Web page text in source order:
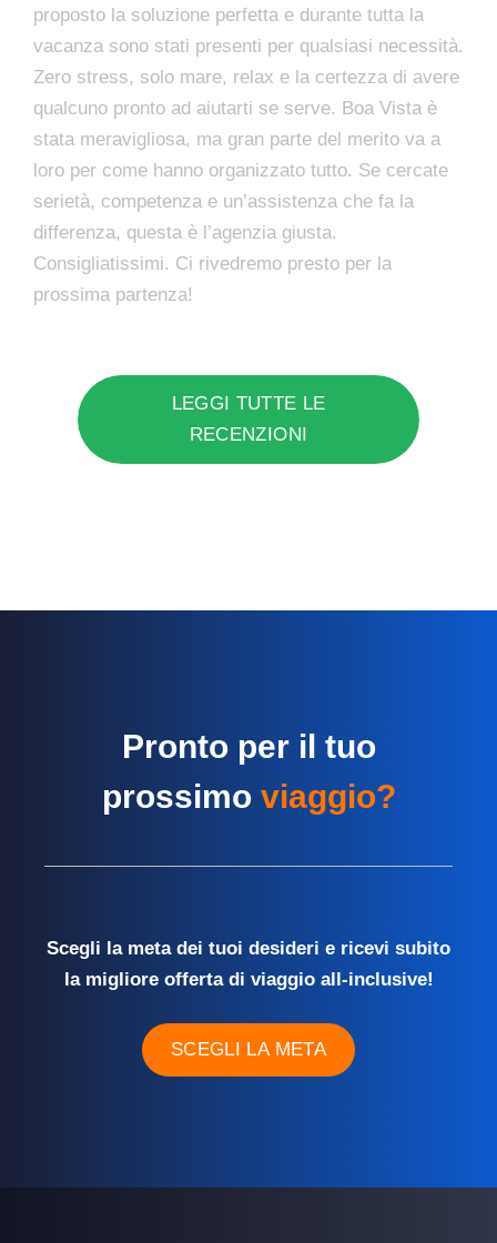
proposto la soluzione perfetta e durante tutta la
vacanza sono stati presenti per qualsiasi necessità.
Zero stress, solo mare, relax e la certezza di avere
qualcuno pronto ad aiutarti se serve. Boa Vista è
stata meravigliosa, ma gran parte del merito va a
loro per come hanno organizzato tutto. Se cercate
serietà, competenza e un’assistenza che fa la
differenza, questa è l’agenzia giusta.
Consigliatissimi. Ci rivedremo presto per la
prossima partenza!
LEGGI TUTTE LE
RECENZIONI
Pronto per il tuo
prossimo viaggio?
Scegli la meta dei tuoi desideri e ricevi subito
la migliore offerta di viaggio all-inclusive!
SCEGLI LA META